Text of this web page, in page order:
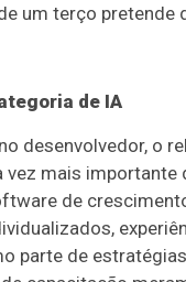
um terço
de IA
desenvolvedor, o
mais
de
parte de